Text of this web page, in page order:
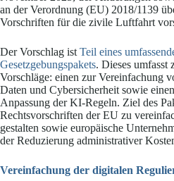
an der Verordnung (EU) 2018/1139
Vorschriften für die zivile Luftfahrt
Der Vorschlag ist Teil eines
Gesetzgebungspakets. Dieses umfasst
Vorschläge: einen zur Vereinfachung
Daten und Cybersicherheit sowie
Anpassung der KI-Regeln. Ziel des
Rechtsvorschriften der EU zu
gestalten sowie europäische
der Reduzierung administrativer
Vereinfachung der digitalen